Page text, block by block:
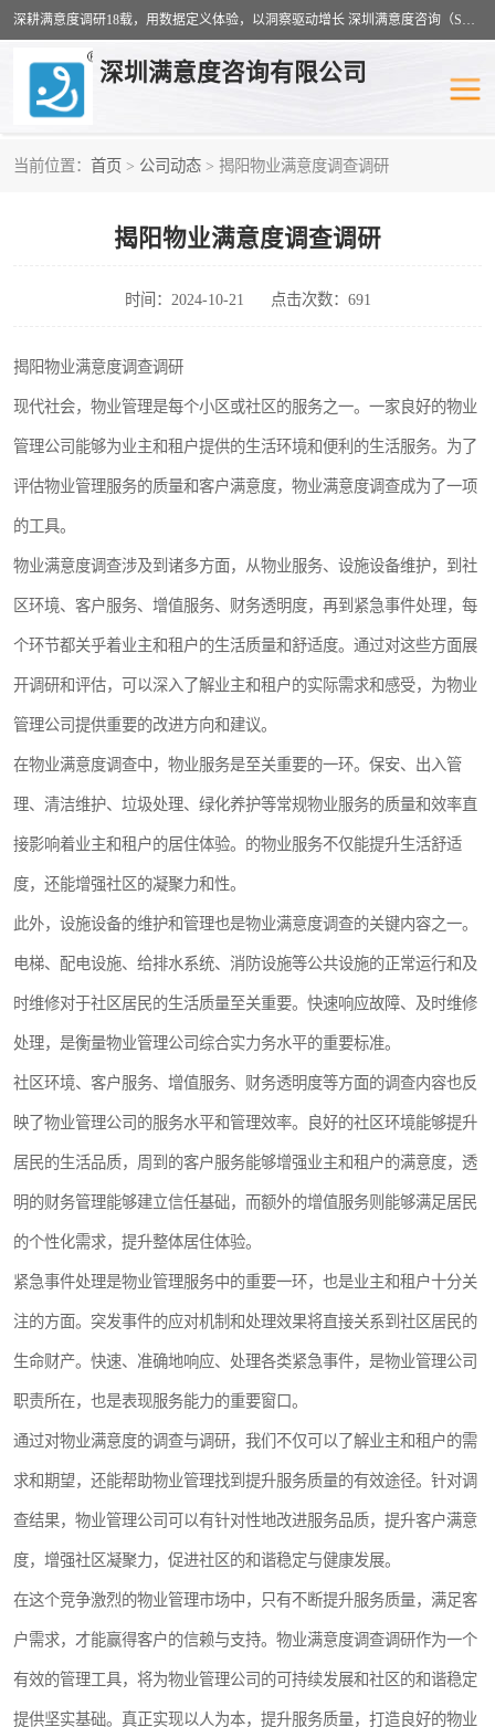
深耕满意度调研18载，用数据定义体验，以洞察驱动增长 深圳满意度咨询（SSC）：十八年专注，丈量每一份体验。
深圳满意度咨询有限公司
当前位置： 首页 > 公司动态 > 揭阳物业满意度调查调研
揭阳物业满意度调查调研
时间：2024-10-21 点击次数：691
揭阳物业满意度调查调研
现代社会，物业管理是每个小区或社区的服务之一。一家良好的物业
管理公司能够为业主和租户提供的生活环境和便利的生活服务。为了
评估物业管理服务的质量和客户满意度，物业满意度调查成为了一项
的工具。
物业满意度调查涉及到诸多方面，从物业服务、设施设备维护，到社
区环境、客户服务、增值服务、财务透明度，再到紧急事件处理，每
个环节都关乎着业主和租户的生活质量和舒适度。通过对这些方面展
开调研和评估，可以深入了解业主和租户的实际需求和感受，为物业
管理公司提供重要的改进方向和建议。
在物业满意度调查中，物业服务是至关重要的一环。保安、出入管
理、清洁维护、垃圾处理、绿化养护等常规物业服务的质量和效率直
接影响着业主和租户的居住体验。的物业服务不仅能提升生活舒适
度，还能增强社区的凝聚力和性。
此外，设施设备的维护和管理也是物业满意度调查的关键内容之一。
电梯、配电设施、给排水系统、消防设施等公共设施的正常运行和及
时维修对于社区居民的生活质量至关重要。快速响应故障、及时维修
处理，是衡量物业管理公司综合实力务水平的重要标准。
社区环境、客户服务、增值服务、财务透明度等方面的调查内容也反
映了物业管理公司的服务水平和管理效率。良好的社区环境能够提升
居民的生活品质，周到的客户服务能够增强业主和租户的满意度，透
明的财务管理能够建立信任基础，而额外的增值服务则能够满足居民
的个性化需求，提升整体居住体验。
紧急事件处理是物业管理服务中的重要一环，也是业主和租户十分关
注的方面。突发事件的应对机制和处理效果将直接关系到社区居民的
生命财产。快速、准确地响应、处理各类紧急事件，是物业管理公司
职责所在，也是表现服务能力的重要窗口。
通过对物业满意度的调查与调研，我们不仅可以了解业主和租户的需
求和期望，还能帮助物业管理找到提升服务质量的有效途径。针对调
查结果，物业管理公司可以有针对性地改进服务品质，提升客户满意
度，增强社区凝聚力，促进社区的和谐稳定与健康发展。
在这个竞争激烈的物业管理市场中，只有不断提升服务质量，满足客
户需求，才能赢得客户的信赖与支持。物业满意度调查调研作为一个
有效的管理工具，将为物业管理公司的可持续发展和社区的和谐稳定
提供坚实基础。真正实现以人为本，提升服务质量，打造良好的物业
客户满意度调查 医疗服务业满意度
公共事务满意度调查 餐饮业满意度调查
营商环境满意度
服务满意度调查 汽车行业满意度